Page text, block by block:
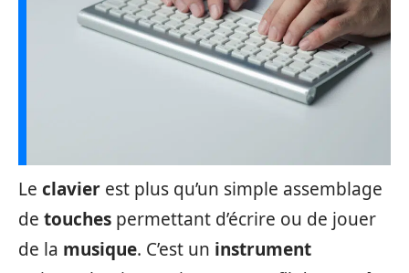
Le clavier est plus qu’un simple assemblage
de touches permettant d’écrire ou de jouer
de la musique. C’est un instrument